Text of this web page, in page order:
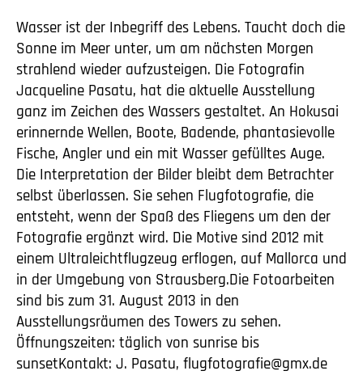
Wasser ist der Inbegriff des Lebens. Taucht doch die
Sonne im Meer unter, um am nächsten Morgen
strahlend wieder aufzusteigen. Die Fotografin
Jacqueline Pasatu, hat die aktuelle Ausstellung
ganz im Zeichen des Wassers gestaltet. An Hokusai
erinnernde Wellen, Boote, Badende, phantasievolle
Fische, Angler und ein mit Wasser gefülltes Auge.
Die Interpretation der Bilder bleibt dem Betrachter
selbst überlassen. Sie sehen Flugfotografie, die
entsteht, wenn der Spaß des Fliegens um den der
Fotografie ergänzt wird. Die Motive sind 2012 mit
einem Ultraleichtflugzeug erflogen, auf Mallorca und
in der Umgebung von Strausberg.Die Fotoarbeiten
sind bis zum 31. August 2013 in den
Ausstellungsräumen des Towers zu sehen.
Öffnungszeiten: täglich von sunrise bis
sunsetKontakt: J. Pasatu, flugfotografie@gmx.de